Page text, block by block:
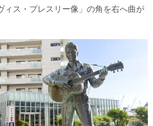
ィス・プレスリー像」の角を右へ曲が